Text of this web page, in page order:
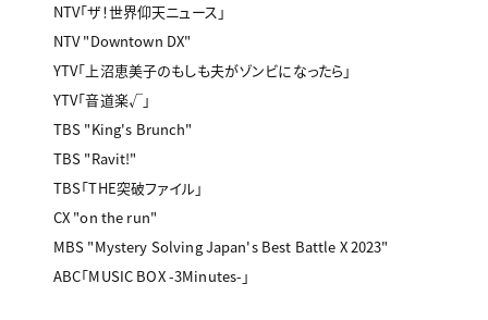
NTV「ザ！世界仰天ニュース」
NTV "Downtown DX"
YTV「上沼恵美子のもしも夫がゾンビになったら」
YTV「音道楽√」
TBS "King's Brunch"
TBS "Ravit!"
TBS「THE突破ファイル」
CX "on the run"
MBS "Mystery Solving Japan's Best Battle X 2023"
ABC「MUSIC BOX -3Minutes-」